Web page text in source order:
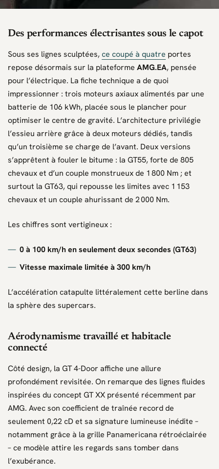
Des performances électrisantes sous le capot
Sous ses lignes sculptées,ce coupé à quatre portes
repose désormais sur la plateforme AMG.EA, pensée
pour l’électrique. La fiche technique a de quoi
impressionner : trois moteurs axiaux alimentés par une
batterie de 106 kWh, placée sous le plancher pour
optimiser le centre de gravité. L’architecture privilégie
l’essieu arrière grâce à deux moteurs dédiés, tandis
qu’un troisième se charge de l’avant. Deux versions
s’apprêtent à fouler le bitume : la GT55, forte de 805
chevaux et d’un couple monstrueux de 1 800 Nm ; et
surtout la GT63, qui repousse les limites avec 1 153
chevaux et un couple ahurissant de 2 000 Nm.
Les chiffres sont vertigineux :
0 à 100 km/h en seulement deux secondes (GT63)
Vitesse maximale limitée à 300 km/h
L’accélération catapulte littéralement cette berline dans
la sphère des supercars.
Aérodynamisme travaillé et habitacle
connecté
Côté design, la GT 4-Door affiche une allure
profondément revisitée. On remarque des lignes fluides
inspirées du concept GT XX présenté récemment par
AMG. Avec son coefficient de traînée record de
seulement 0,22 cD et sa signature lumineuse inédite –
notamment grâce à la grille Panamericana rétroéclairée
– ce modèle attire les regards sans tomber dans
l’exubérance.